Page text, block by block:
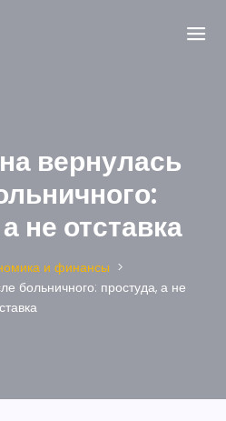
вернулась
не отставка
и финансы
больничного: простуда, а не